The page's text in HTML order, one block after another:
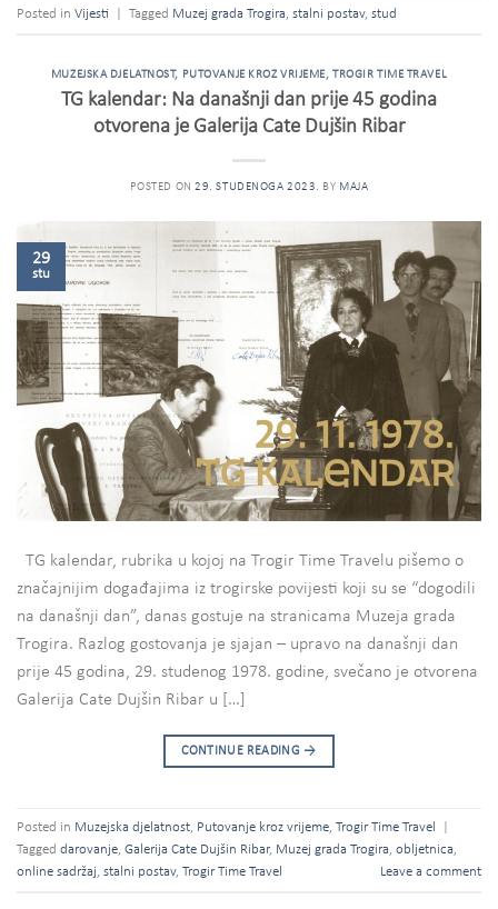
Posted in Vijesti Tagged Muzej grada Trogira, stalni postav, stud
MUZEJSKA DJELATNOST, PUTOVANJE KROZ VRIJEME,TROGIR TIME TRAVEL
TG kalendar: Na današnji dan prije 45 godina
otvorena je Galerija Cate Dujšin Ribar
POSTED ON29. STUDENOGA 2023. BY MAJA
29
stu
TG kalendar, rubrika u kojoj na Trogir Time Travelu pišemo o
značajnijim događajima iz trogirske povijesti koji su se “dogodili
na današnji dan”, danas gostuje na stranicama Muzeja grada
Trogira. Razlog gostovanja je sjajan – upravo na današnji dan
prije 45 godina, 29. studenog 1978. godine, svečano je otvorena
Galerija Cate Dujšin Ribar u […]
CONTINUE READING →
Posted in Muzejska djelatnost, Putovanje kroz vrijeme, Trogir Time Travel
Tagged darovanje, Galerija Cate Dujšin Ribar, Muzej grada Trogira, obljetnica,
online sadržaj, stalni postav, Trogir Time Travel Leave a comment